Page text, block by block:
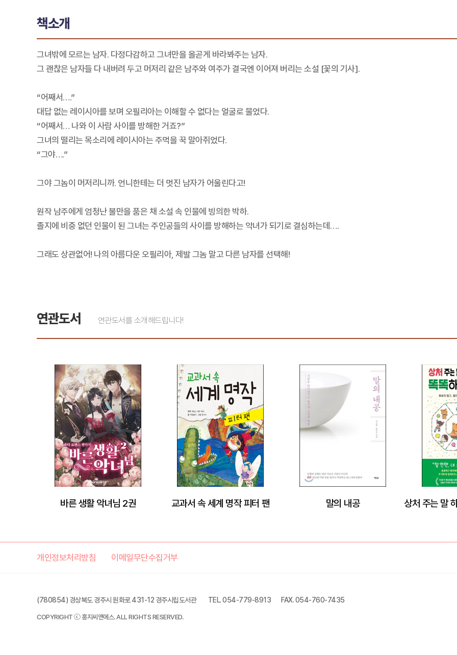
책소개
그녀밖에 모르는 남자. 다정다감하고 그녀만을 올곧게 바라봐주는 남자.
그 괜찮은 남자들 다 내버려 두고 머저리 같은 남주와 여주가 결국엔 이어져 버리는 소설 [꽃의 기사].
“어째서….”
대답 없는 레이시아를 보며 오필리아는 이해할 수 없다는 얼굴로 물었다.
“어째서… 나와 이 사람 사이를 방해한 거죠?”
그녀의 떨리는 목소리에 레이시아는 주먹을 꾹 말아쥐었다.
“그야….”
그야 그놈이 머저리니까. 언니한테는 더 멋진 남자가 어울린다고!
원작 남주에게 엄청난 불만을 품은 채 소설 속 인물에 빙의한 박하.
졸지에 비중 없던 인물이 된 그녀는 주인공들의 사이를 방해하는 악녀가 되기로 결심하는데….
그래도 상관없어! 나의 아름다운 오필리아, 제발 그놈 말고 다른 남자를 선택해!
연관도서 연관도서를 소개해드립니다!
바른 생활 악녀님 2권 교과서 속 세계 명작 피터 팬 말의 내공
개인정보처리방침 이메일무단수집거부
(780854) 경상북도 경주시 원화로 431-12 경주시립도서관 TEL. 054-779-8913 FAX. 054-760-7435
COPYRIGHT ⓒ 홍지씨앤에스. ALL RIGHTS RESERVED.